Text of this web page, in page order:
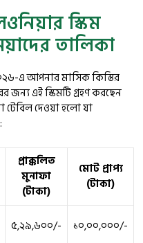
স্কিম
তালিকা
এ আপনার মাসিক কিস্তির
জন্য এই স্কিমটি গ্রহণ করছেন
টেবিল দেওয়া হলো যা
প্রাক্কলিত
মুনাফা
(টাকা)
মোট প্রাপ্য
(টাকা)
৫,২৯,৬০০/-
১০,০০,০০০/-